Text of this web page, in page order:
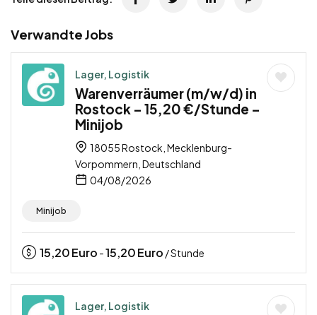
Verwandte Jobs
Lager, Logistik
Warenverräumer (m/w/d) in
Rostock – 15,20 €/Stunde –
Minijob
18055 Rostock, Mecklenburg-
Vorpommern, Deutschland
04/08/2026
Minijob
15,20Euro -15,20Euro / Stunde
Lager, Logistik